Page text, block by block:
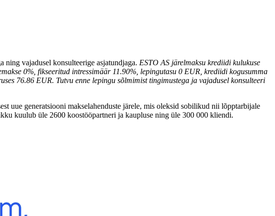
ning vajadusel konsulteerige asjatundjaga. ESTO AS järelmaksu krediidi kulukuse
0%, fikseeritud intressimäär 11.90%, lepingutasu 0 EUR, krediidi kogusumma
76.86 EUR. Tutvu enne lepingu sõlmimist tingimustega ja vajadusel konsulteeri
uue generatsiooni makselahenduste järele, mis oleksid sobilikud nii lõpptarbijale
kuulub üle 2600 koostööpartneri ja kaupluse ning üle 300 000 kliendi.